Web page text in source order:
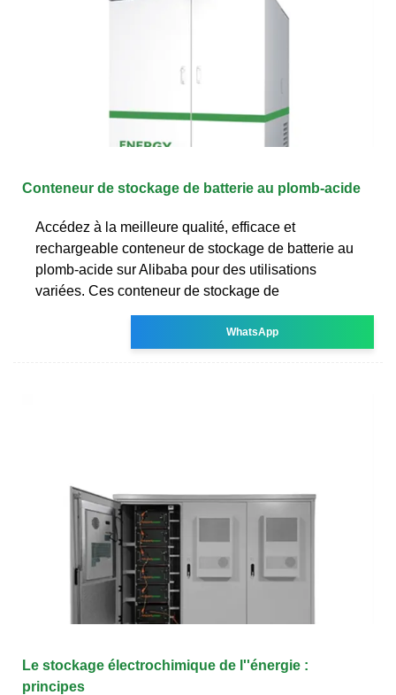
Conteneur de stockage de batterie au plomb-acide
Accédez à la meilleure qualité, efficace et
rechargeable conteneur de stockage de batterie au
plomb-acide sur Alibaba pour des utilisations
variées. Ces conteneur de stockage de
WhatsApp
Le stockage électrochimique de l''énergie :
principes